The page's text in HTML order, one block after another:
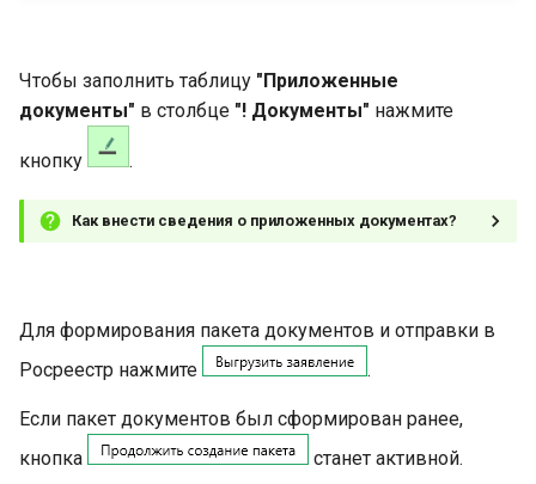
Чтобы заполнить таблицу "Приложенные
документы" в столбце "! Документы" нажмите
кнопку .
Как внести сведения о приложенных документах?
Для формирования пакета документов и отправки в
Росреестр нажмите
.
Если пакет документов был сформирован ранее,
кнопка
станет активной.